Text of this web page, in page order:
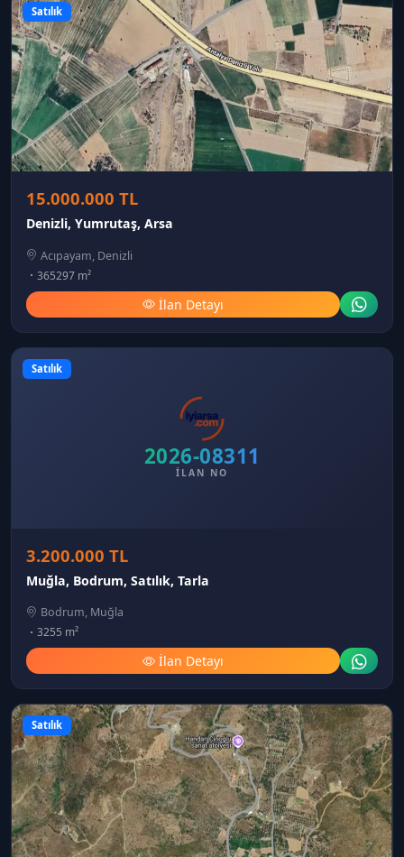
Satılık
15.000.000 TL
Denizli, Yumrutaş, Arsa
Acıpayam, Denizli
365297 m²
İlan Detayı
2026-08311
İLAN NO
Satılık
3.200.000 TL
Muğla, Bodrum, Satılık, Tarla
Bodrum, Muğla
3255 m²
İlan Detayı
Satılık